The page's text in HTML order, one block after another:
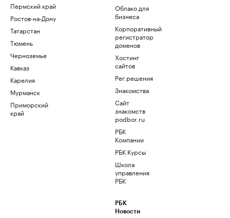
Пермский край
Ростов-на-Дону
Татарстан
Тюмень
Черноземье
Кавказ
Карелия
Мурманск
Приморский
край
Облако для
бизнеса
Корпоративный
регистратор
доменов
Хостинг
сайтов
Рег.решения
Знакомства
Сайт
знакомств
podbor.ru
РБК
Компании
РБК Курсы
Школа
управления
РБК
РБК
Новости